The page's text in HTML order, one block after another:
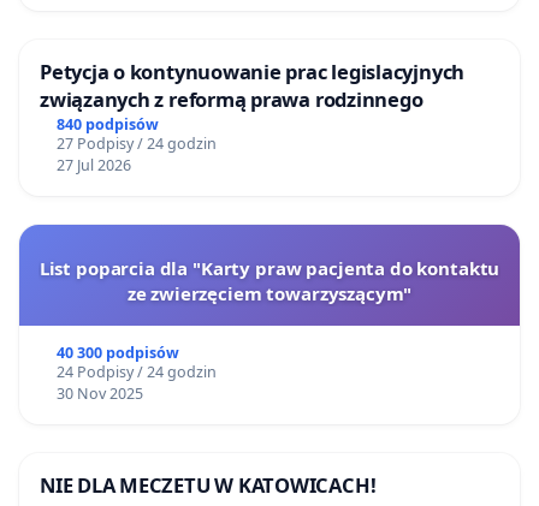
Petycja o kontynuowanie prac legislacyjnych
związanych z reformą prawa rodzinnego
840 podpisów
27 Podpisy / 24 godzin
27 Jul 2026
List poparcia dla "Karty praw pacjenta do kontaktu
ze zwierzęciem towarzyszącym"
40 300 podpisów
24 Podpisy / 24 godzin
30 Nov 2025
NIE DLA MECZETU W KATOWICACH!